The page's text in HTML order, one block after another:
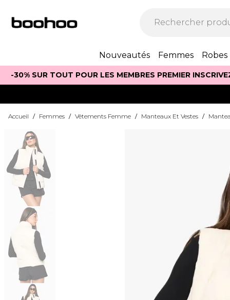
Nouveautés Femmes Robes
-30% SUR TOUT POUR LES MEMBRES PREMIER
Accueil / Femmes / Vêtements Femme / Manteaux Et Vestes /